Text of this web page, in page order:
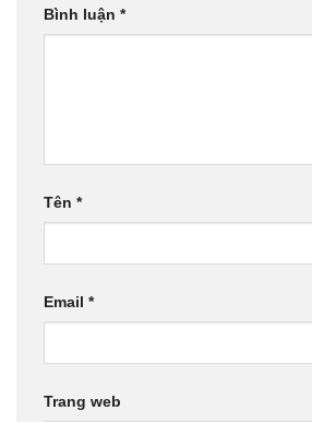
Bình luận *
Tên *
Email *
Trang web